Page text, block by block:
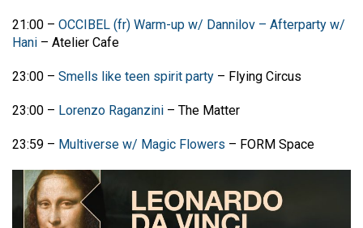
21:00 – OCCIBEL (fr) Warm-up w/ Dannilov – Afterparty w/
Hani – Atelier Cafe
23:00 – Smells like teen spirit party – Flying Circus
23:00 – Lorenzo Raganzini – The Matter
23:59 – Multiverse w/ Magic Flowers – FORM Space